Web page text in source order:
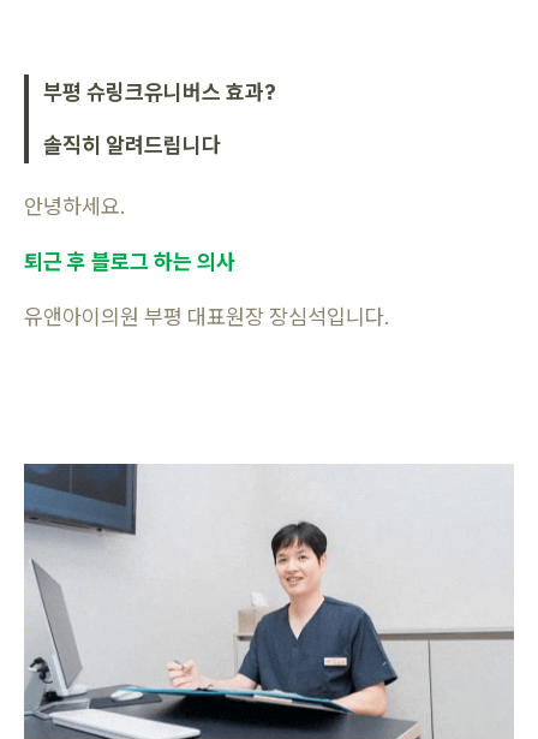
부평 슈링크유니버스 효과?
솔직히 알려드립니다
안녕하세요.
퇴근 후 블로그 하는 의사
유앤아이의원 부평 대표원장 장심석입니다.